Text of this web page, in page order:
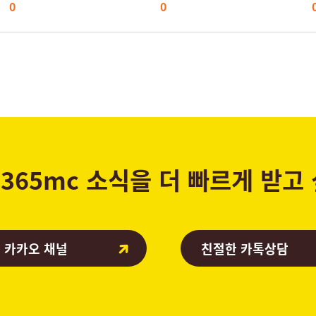
0
0
365mc 소식을 더 빠르게 받고
카오 채널 친절한 카톡상담